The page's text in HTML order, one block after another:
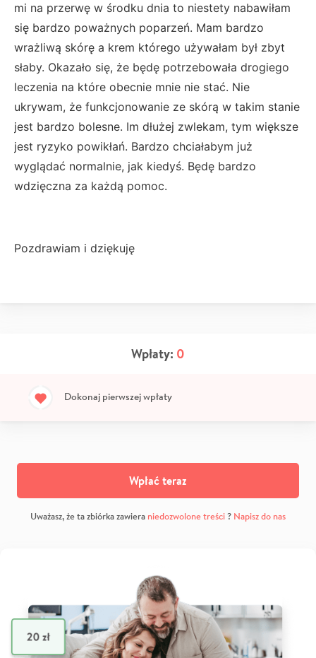
mi na przerwę w środku dnia to niestety nabawiłam
się bardzo poważnych poparzeń. Mam bardzo
wrażliwą skórę a krem którego używałam był zbyt
słaby. Okazało się, że będę potrzebowała drogiego
leczenia na które obecnie mnie nie stać. Nie
ukrywam, że funkcjonowanie ze skórą w takim stanie
jest bardzo bolesne. Im dłużej zwlekam, tym większe
jest ryzyko powikłań. Bardzo chciałabym już
wyglądać normalnie, jak kiedyś. Będę bardzo
wdzięczna za każdą pomoc.
Pozdrawiam i dziękuję
Wpłaty: 0
Dokonaj pierwszej wpłaty
Wpłać teraz
Uważasz, że ta zbiórka zawiera niedozwolone treści? Napisz do nas